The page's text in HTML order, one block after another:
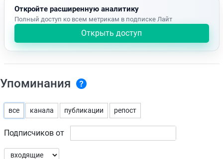
Откройте расширенную аналитику
Полный доступ ко всем метрикам в подписке Лайт
Открыть доступ
Упоминания
все канала публикации репост
Подписчиков от